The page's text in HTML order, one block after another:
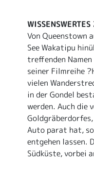
Von Queenstown
See Wakatipu
treffenden
seiner Filmreihe
vielen
in der Gondel
werden. Auch die
Auto parat hat,
entgehen
Südküste, vorbei